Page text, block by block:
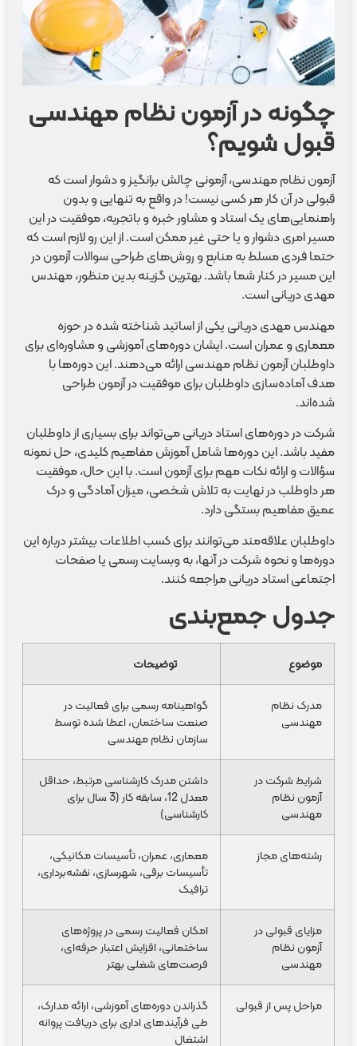
چگونه در آزمون نظام مهندسی
قبول شویم؟
آزمون نظام مهندسی، آزمونی چالش برانگیز و دشوار است که
قبولی در آن کار هر کسی نیست! در واقع به تنهایی و بدون
راهنمایی‌های یک استاد و مشاور خبره و باتجربه، موفقیت در این
مسیر امری دشوار و یا حتی غیر ممکن است. از این رو لازم است که
حتما فردی مسلط به منابع و روش‌های طراحی سوالات آزمون در
این مسیر در کنار شما باشد. بهترین گزینه بدین منظور، مهندس
مهدی دریانی است.
مهندس مهدی دریانی یکی از اساتید شناخته شده در حوزه
معماری و عمران است. ایشان دوره‌های آموزشی و مشاوره‌ای برای
داوطلبان آزمون نظام مهندسی ارائه می‌دهند. این دوره‌ها با
هدف آماده‌سازی داوطلبان برای موفقیت در آزمون طراحی
شده‌اند.
شرکت در دوره‌های استاد دریانی می‌تواند برای بسیاری از داوطلبان
مفید باشد. این دوره‌ها شامل آموزش مفاهیم کلیدی، حل نمونه
سؤالات و ارائه نکات مهم برای آزمون است. با این حال، موفقیت
هر داوطلب در نهایت به تلاش شخصی، میزان آمادگی و درک
عمیق مفاهیم بستگی دارد.
داوطلبان علاقه‌مند می‌توانند برای کسب اطلاعات بیشتر درباره این
دوره‌ها و نحوه شرکت در آنها، به وبسایت رسمی یا صفحات
اجتماعی استاد دریانی مراجعه کنند.
جدول جمع‌بندی
موضوع توضیحات
مدرک نظام
مهندسی
گواهینامه رسمی برای فعالیت در
صنعت ساختمان، اعطا شده توسط
سازمان نظام مهندسی
شرایط شرکت در
آزمون نظام
مهندسی
داشتن مدرک کارشناسی مرتبط، حداقل
معدل 12، سابقه کار (3 سال برای
کارشناسی)
رشته‌های مجاز
معماری، عمران، تأسیسات مکانیکی،
تأسیسات برقی، شهرسازی، نقشه‌برداری،
ترافیک
مزایای قبولی در
آزمون نظام
مهندسی
امکان فعالیت رسمی در پروژه‌های
ساختمانی، افزایش اعتبار حرفه‌ای،
فرصت‌های شغلی بهتر
مراحل پس از قبولی
گذراندن دوره‌های آموزشی، ارائه مدارک،
طی فرآیندهای اداری برای دریافت پروانه
اشتغال